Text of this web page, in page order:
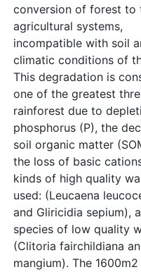
conversion of forest to
agricultural systems,
incompatible with soil
climatic conditions of
This degradation is
one of the greatest
rainforest due to
phosphorus (P), the
soil organic matter
the loss of basic
kinds of high quality
used: (Leucaena
and Gliricidia sepium),
species of low quality
(Clitoria fairchildiana
mangium). The